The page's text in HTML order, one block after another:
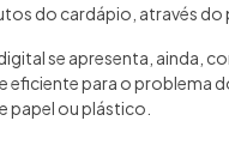
do cardápio, através do
se apresenta, ainda,
eficiente para o problema
papel ou plástico.